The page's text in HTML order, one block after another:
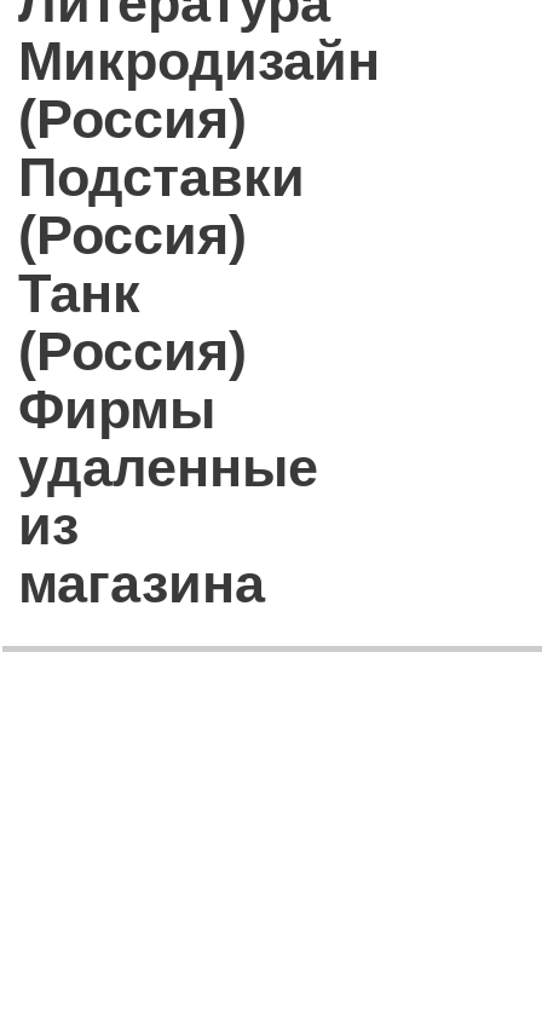
Микродизайн
(Россия)
Подставки
(Россия)
Танк
(Россия)
Фирмы
удаленные
из
магазина